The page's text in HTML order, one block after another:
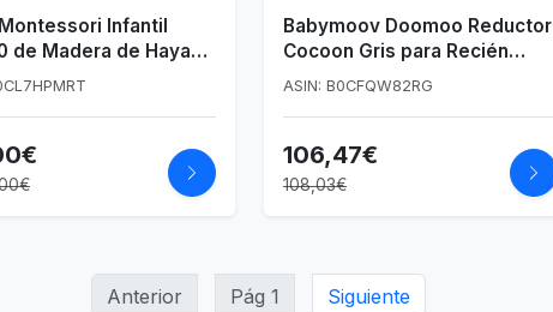
Infantil
de Madera de Haya
Babymoov Doomoo Reductor
Cocoon Gris para Recién
Nacidos, Evolutivo y
ASIN: B0CFQW82RG
106,47€
108,03€
Anterior Pág 1 Siguiente